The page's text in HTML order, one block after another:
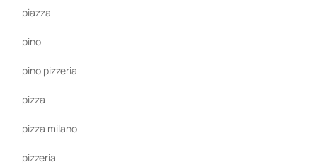
piazza
pino
pino pizzeria
pizza
pizza milano
pizzeria